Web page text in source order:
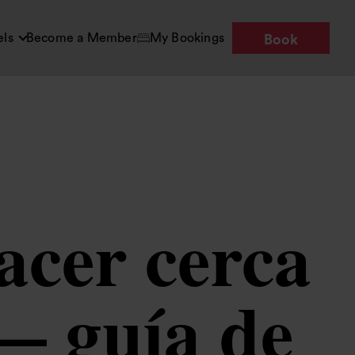
Become a Member My Bookings Book
cerca
guía de